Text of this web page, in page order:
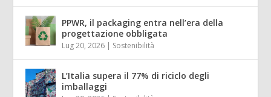
PPWR, il packaging entra nell’era della
progettazione obbligata
Lug 20, 2026 | Sostenibilità
L’Italia supera il 77% di riciclo degli
imballaggi